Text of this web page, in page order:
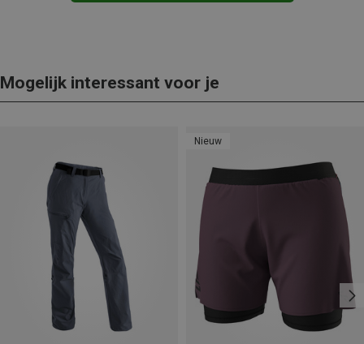
Mogelijk interessant voor je
Nieuw